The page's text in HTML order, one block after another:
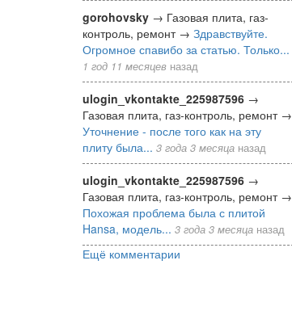
gorohovsky → Газовая плита, газ-
контроль, ремонт → Здравствуйте.
Огромное спавибо за статью. Только...
1 год 11 месяцев назад
ulogin_vkontakte_225987596 →
Газовая плита, газ-контроль, ремонт →
Уточнение - после того как на эту
плиту была... 3 года 3 месяца назад
ulogin_vkontakte_225987596 →
Газовая плита, газ-контроль, ремонт →
Похожая проблема была с плитой
Hansa, модель... 3 года 3 месяца назад
Ещё комментарии